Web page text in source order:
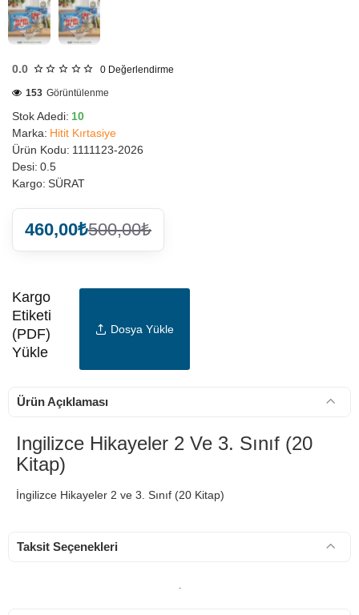
0.0 0 Değerlendirme
Stok Adedi: 10
Marka: Hitit Kırtasiye
Ürün Kodu: 1111123-2026
Desi: 0.5
Kargo: SÜRAT
153 Görüntülenme
460,00₺500,00₺
Kargo
Etiketi
(PDF)
Yükle
Dosya Yükle
Ürün Açıklaması
Ingilizce Hikayeler 2 Ve 3. Sınıf (20
Kitap)
İngilizce Hikayeler 2 ve 3. Sınıf (20 Kitap)
Taksit Seçenekleri
.